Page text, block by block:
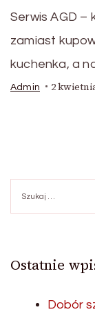
Serwis AGD –
zamiast
kuchenka, a
Admin 2
Ostatnie
Dobór